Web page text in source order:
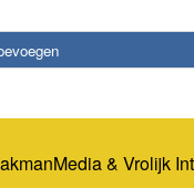
& Vrolijk